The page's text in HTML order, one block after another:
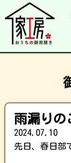
雨漏りの
2024.07.10
先日、春日部